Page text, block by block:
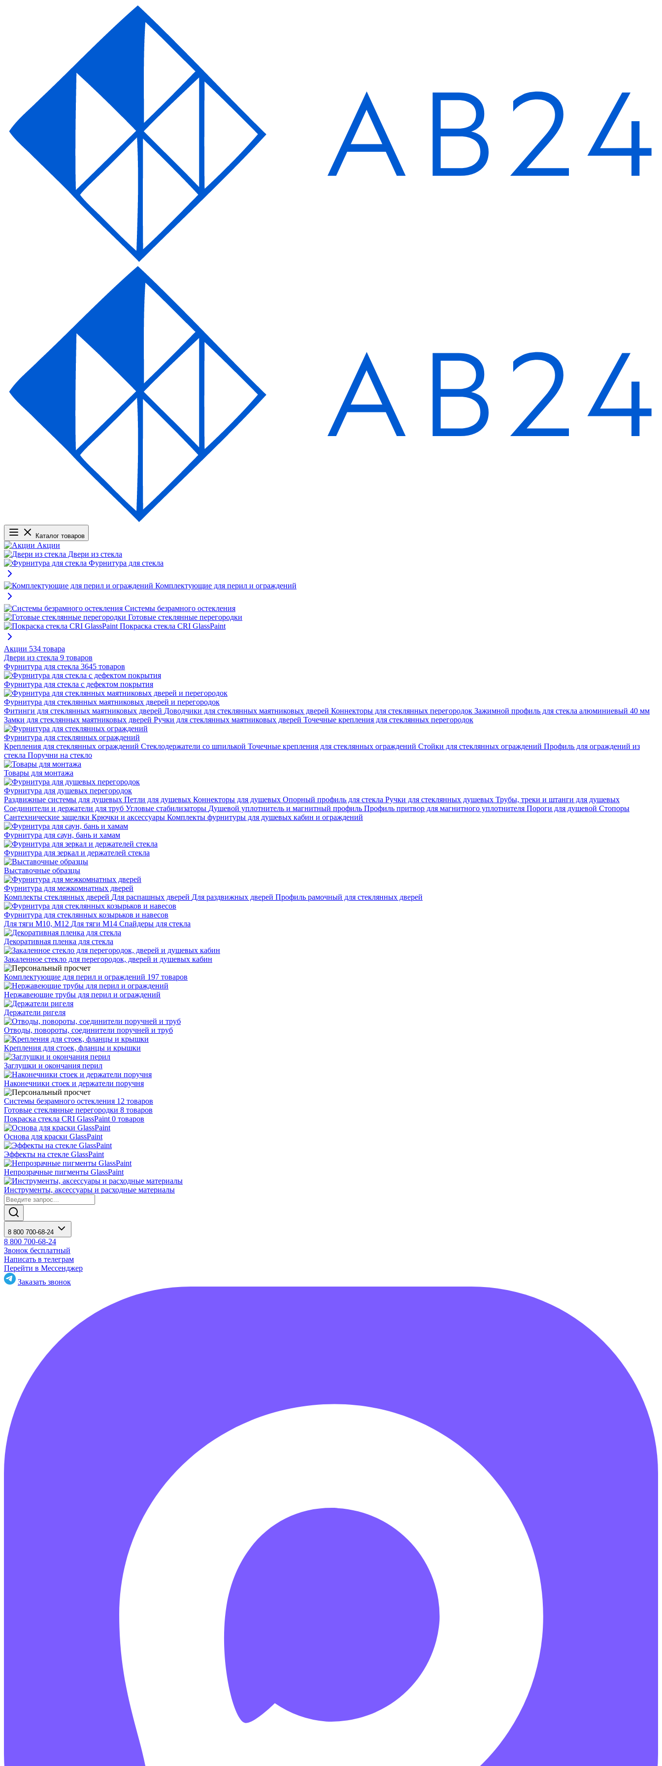
Каталог товаров
Акции
Двери из стекла
Фурнитура для стекла
Комплектующие для перил и ограждений
Системы безрамного остекления
Готовые стеклянные перегородки
Покраска стекла CRI GlassPaint
Акции 534 товара
Двери из стекла 9 товаров
Фурнитура для стекла 3645 товаров
Фурнитура для стекла с дефектом покрытия
Фурнитура для стеклянных маятниковых дверей и перегородок
Фитинги для стеклянных маятниковых дверей Доводчики для стеклянных маятниковых дверей Коннекторы для стеклянных перегородок Зажимной профиль для стекла алюминиевый 40 мм
Замки для стеклянных маятниковых дверей Ручки для стеклянных маятниковых дверей Точечные крепления для стеклянных перегородок
Фурнитура для стеклянных ограждений
Крепления для стеклянных ограждений Стеклодержатели со шпилькой Точечные крепления для стеклянных ограждений Стойки для стеклянных ограждений Профиль для ограждений из
стекла Поручни на стекло
Товары для монтажа
Фурнитура для душевых перегородок
Раздвижные системы для душевых Петли для душевых Коннекторы для душевых Опорный профиль для стекла Ручки для стеклянных душевых Трубы, треки и штанги для душевых
Соединители и держатели для труб Угловые стабилизаторы Душевой уплотнитель и магнитный профиль Профиль притвор для магнитного уплотнителя Пороги для душевой Стопоры
Сантехнические защелки Крючки и аксессуары Комплекты фурнитуры для душевых кабин и ограждений
Фурнитура для саун, бань и хамам
Фурнитура для зеркал и держателей стекла
Выставочные образцы
Фурнитура для межкомнатных дверей
Комплекты стеклянных дверей Для распашных дверей Для раздвижных дверей Профиль рамочный для стеклянных дверей
Фурнитура для стеклянных козырьков и навесов
Для тяги М10, М12 Для тяги М14 Спайдеры для стекла
Декоративная пленка для стекла
Закаленное стекло для перегородок, дверей и душевых кабин
Комплектующие для перил и ограждений 197 товаров
Нержавеющие трубы для перил и ограждений
Держатели ригеля
Отводы, повороты, соединители поручней и труб
Крепления для стоек, фланцы и крышки
Заглушки и окончания перил
Наконечники стоек и держатели поручня
Системы безрамного остекления 12 товаров
Готовые стеклянные перегородки 8 товаров
Покраска стекла CRI GlassPaint 0 товаров
Основа для краски GlassPaint
Эффекты на стекле GlassPaint
Непрозрачные пигменты GlassPaint
Инструменты, аксессуары и расходные материалы
8 800 700-68-24
8 800 700-68-24
Звонок бесплатный
Написать в телеграм
Перейти в Мессенджер
Заказать звонок